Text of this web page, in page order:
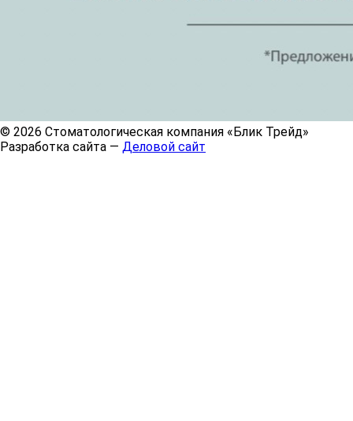
© 2026 Стоматологическая компания «Блик Трейд»
Разработка сайта — Деловой сайт